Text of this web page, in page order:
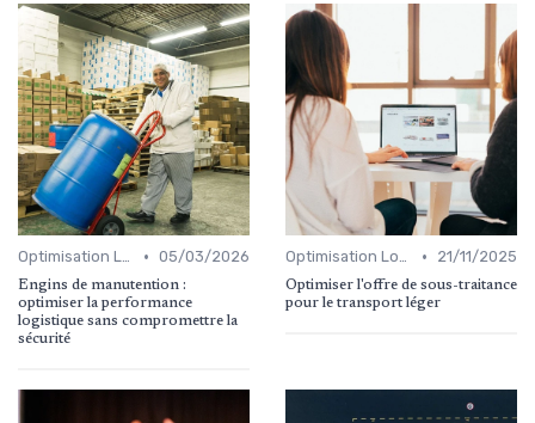
Optimisation Logistique • 05/03/2026
Engins de manutention :
optimiser la performance
logistique sans compromettre la
sécurité
Optimisation Logistique • 21/11/2025
Optimiser l'offre de sous-traitance
pour le transport léger